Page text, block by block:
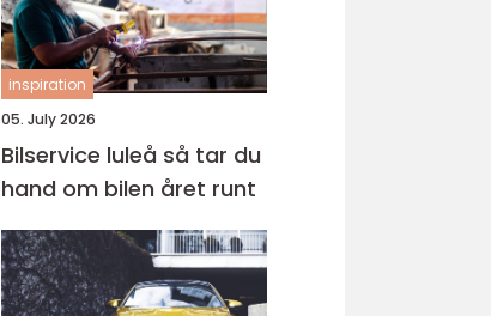
inspiration
05. July 2026
Bilservice luleå så tar du
hand om bilen året runt